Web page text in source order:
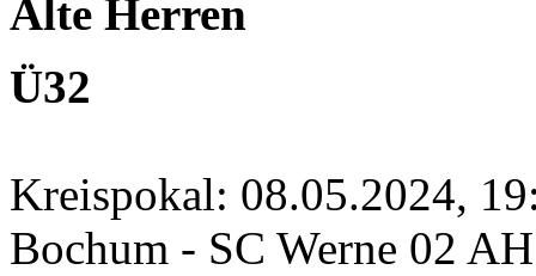
Alte Herren
Ü32
Kreispokal: 08.05.2024,
Bochum - SC Werne 02